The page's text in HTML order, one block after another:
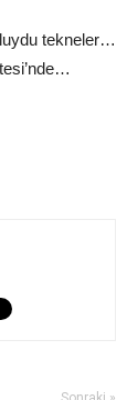
tekneler…